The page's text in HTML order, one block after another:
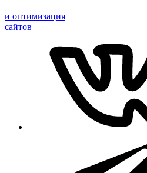
и оптимизация
сайтов